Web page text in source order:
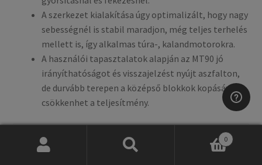
A szerkezet kialakítása úgy optimalizált, hogy nagy
sebességnél is stabil maradjon, még teljes terhelés
mellett is, így alkalmas túra-, kalandmotorokra.
A használói tapasztalatok alapján az MT90 jó
irányíthatóságot és visszajelzést nyújt aszfalton,
de durvább terepen a középső blokkok kopásával
csökkenhet a teljesítmény.
Keresés
0